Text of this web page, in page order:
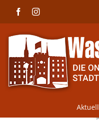
FacebookInstagram
Aktuell